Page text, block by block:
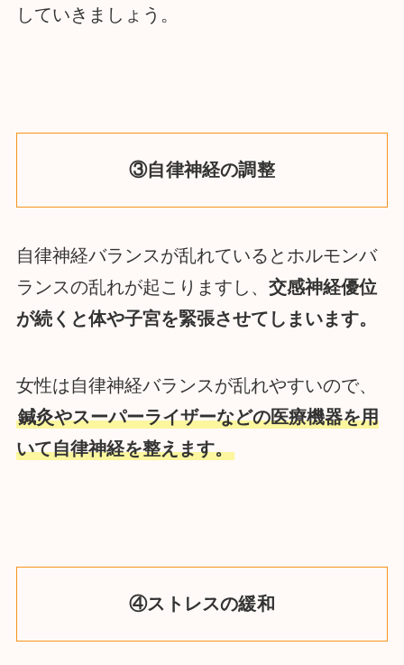
していきましょう。
③自律神経の調整
自律神経バランスが乱れているとホルモンバ
ランスの乱れが起こりますし、 交感神経優位
が続くと体や子宮を緊張させてしまいます。
女性は自律神経バランスが乱れやすいので、
鍼灸やスーパーライザーなどの医療機器を用
いて自律神経を整えます。
④ストレスの緩和